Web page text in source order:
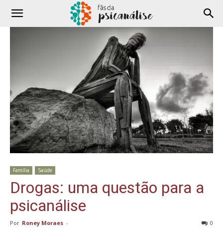
Família Saúde
Drogas: uma questão para a
psicanálise
Por Roney Moraes - 0